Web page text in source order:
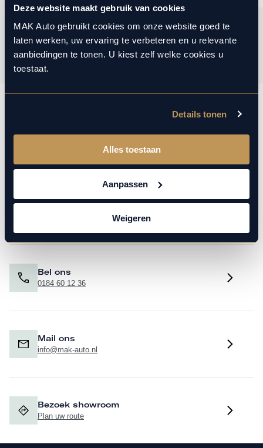
Deze website maakt gebruik van cookies
MAK Auto gebruikt cookies om onze website goed te
laten werken, uw ervaring te verbeteren en u relevante
aanbiedingen te tonen. U kiest zelf welke cookies u
toestaat.
Details tonen
Alles toestaan
Aanpassen
Weigeren
1/12
Geïnteresseerd in onze collectie of services? Wij staan u
graag persoonlijk te woord.
Contact via WhatsApp
Binnen 1 werkdag antwoord
Bel ons
0184 60 12 36
Mail ons
info@mak-auto.nl
Bezoek showroom
Plan uw route